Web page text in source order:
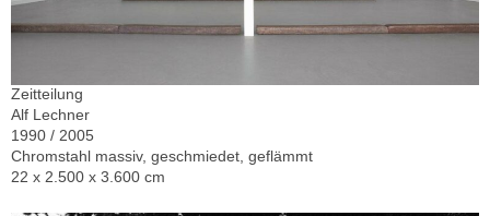
Zeitteilung
Alf Lechner
1990 / 2005
Chromstahl massiv, geschmiedet, geflämmt
22 x 2.500 x 3.600 cm